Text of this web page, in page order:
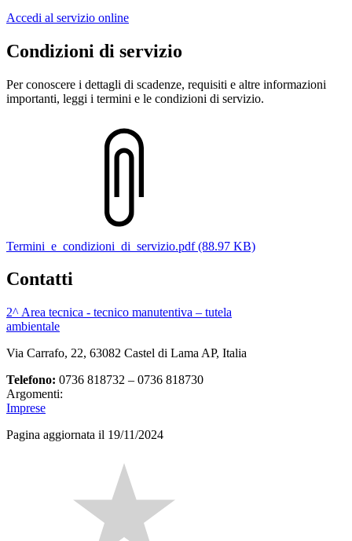
Accedi al servizio online
Condizioni di servizio
Per conoscere i dettagli di scadenze, requisiti e altre informazioni
importanti, leggi i termini e le condizioni di servizio.
Termini_e_condizioni_di_servizio.pdf (88.97 KB)
Contatti
2^ Area tecnica - tecnico manutentiva – tutela
ambientale
Via Carrafo, 22, 63082 Castel di Lama AP, Italia
Telefono: 0736 818732 – 0736 818730
Argomenti:
Imprese
Pagina aggiornata il 19/11/2024